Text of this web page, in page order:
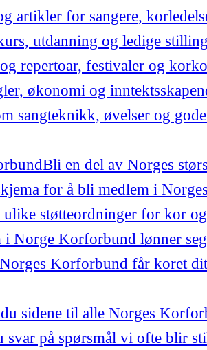
artikler for sangere,
utdanning og ledige
repertoar, festivaler og
økonomi og
sangteknikk, øvelser og
Bli en del av Norges
for å bli medlem i
støtteordninger for kor
i Norge Korforbund lønner
Korforbund får koret
sidene til alle Norges
svar på spørsmål vi ofte blir